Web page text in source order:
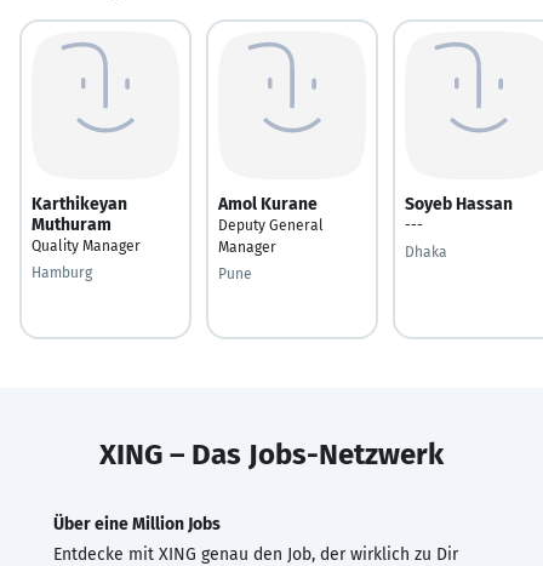
Karthikeyan
Muthuram
Quality Manager
Hamburg
Amol Kurane
Deputy General
Manager
Pune
Soyeb Hassan
---
Dhaka
XING – Das Jobs-Netzwerk
Über eine Million Jobs
Entdecke mit XING genau den Job, der wirklich zu Dir